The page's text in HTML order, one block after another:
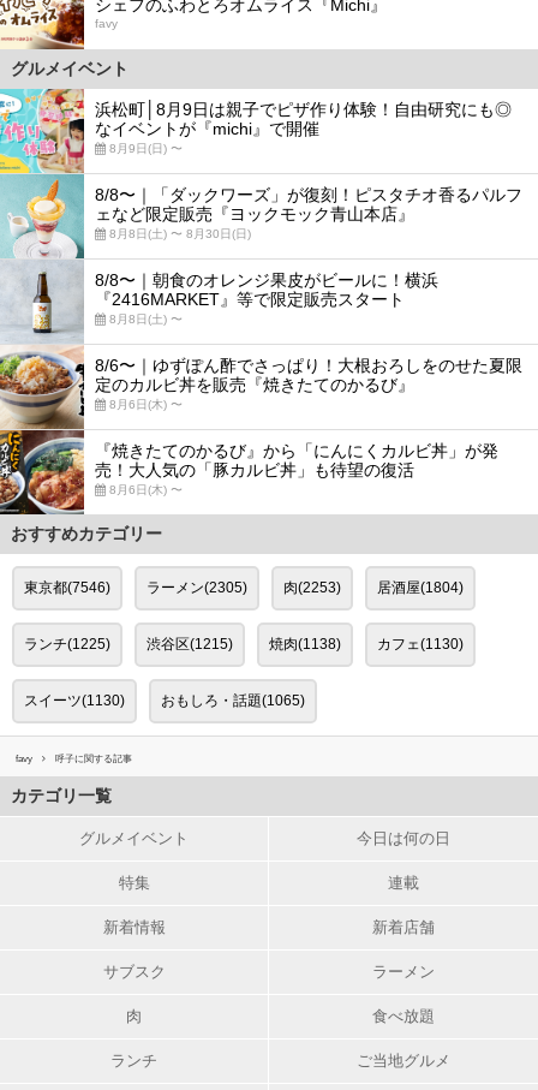
シェフのふわとろオムライス『Michi』
favy
グルメイベント
浜松町│8月9日は親子でピザ作り体験！自由研究にも◎
なイベントが『michi』で開催
8月9日(日) 〜
8/8〜｜「ダックワーズ」が復刻！ピスタチオ香るパルフ
ェなど限定販売『ヨックモック青山本店』
8月8日(土) 〜 8月30日(日)
8/8〜｜朝食のオレンジ果皮がビールに！横浜
『2416MARKET』等で限定販売スタート
8月8日(土) 〜
8/6〜｜ゆずぽん酢でさっぱり！大根おろしをのせた夏限
定のカルビ丼を販売『焼きたてのかるび』
8月6日(木) 〜
『焼きたてのかるび』から「にんにくカルビ丼」が発
売！大人気の「豚カルビ丼」も待望の復活
8月6日(木) 〜
おすすめカテゴリー
東京都(7546) ラーメン(2305) 肉(2253) 居酒屋(1804)
ランチ(1225) 渋谷区(1215) 焼肉(1138) カフェ(1130)
スイーツ(1130) おもしろ・話題(1065)
favy 呼子に関する記事
カテゴリ一覧
グルメイベント 今日は何の日
特集 連載
新着情報 新着店舗
サブスク ラーメン
肉 食べ放題
ランチ ご当地グルメ